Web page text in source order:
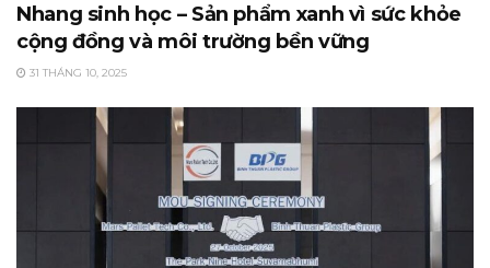
Nhang sinh học – Sản phẩm xanh vì sức khỏe
cộng đồng và môi trường bền vững
31 THÁNG 10, 2025